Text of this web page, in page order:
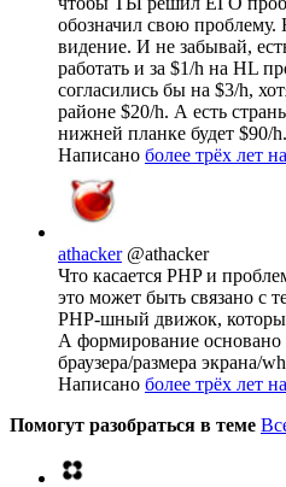
обозначил свою
видение. И не забывай,
работать и за $1/h на HL
согласились бы на $3/h,
районе $20/h. А есть
нижней планке будет $90/h.
Написано более трёх лет
athacker @athacker
Что касается PHP и
это может быть связано с
PHP-шный движок,
А формирование основано
браузера/размера экрана/
Написано более трёх лет
Помогут разобраться в теме